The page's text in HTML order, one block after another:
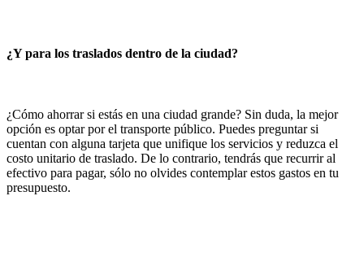
¿Y para los traslados dentro de la ciudad?
¿Cómo ahorrar si estás en una ciudad grande? Sin duda, la mejor
opción es optar por el transporte público. Puedes preguntar si
cuentan con alguna tarjeta que unifique los servicios y reduzca el
costo unitario de traslado. De lo contrario, tendrás que recurrir al
efectivo para pagar, sólo no olvides contemplar estos gastos en tu
presupuesto.